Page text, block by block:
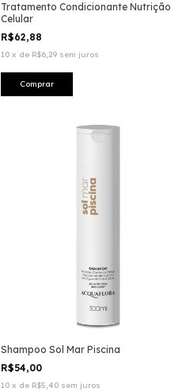
Tratamento Condicionante Nutrição
Celular
R$62,88
10 x de R$6,29 sem juros
Shampoo Sol Mar Piscina
R$54,00
10 x de R$5,40 sem juros